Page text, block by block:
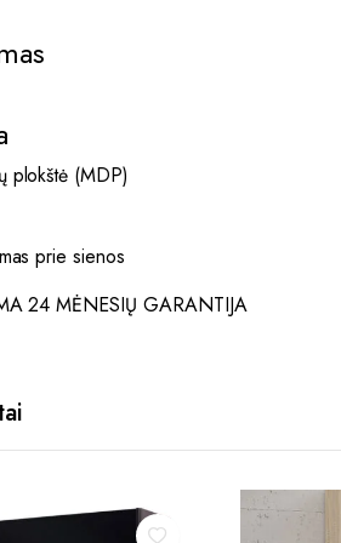
plokštė (MDP)
prie sienos
24 MĖNESIŲ GARANTIJA